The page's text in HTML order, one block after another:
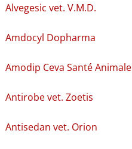
Alvegesic vet. V.M.D.
Amdocyl Dopharma
Amodip Ceva Santé Animale
Antirobe vet. Zoetis
Antisedan vet. Orion